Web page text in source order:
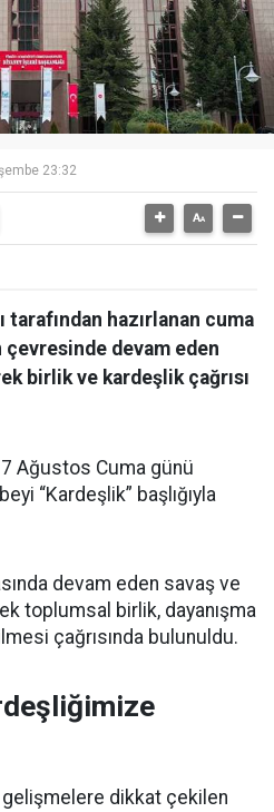
23:32
tarafından hazırlanan cuma
çevresinde devam eden
birlik ve kardeşlik çağrısı
7 Ağustos Cuma günü
“Kardeşlik” başlığıyla
devam eden savaş ve
toplumsal birlik, dayanışma
çağrısında bulunuldu.
dikkat çekilen